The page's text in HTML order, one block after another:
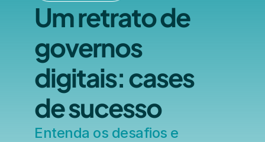
Um retrato de
governos
digitais: cases
de sucesso
Entenda os desafios e